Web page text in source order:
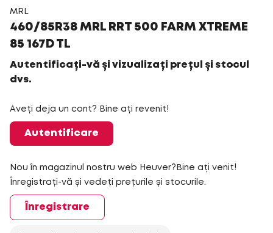
MRL
460/85R38 MRL RRT 500 FARM XTREME
85 167D TL
Autentificați-vă și vizualizați prețul și stocul
dvs.
Aveți deja un cont? Bine ați revenit!
Autentificare
Nou în magazinul nostru web Heuver?Bine ați venit!
Înregistrați-vă și vedeți prețurile și stocurile.
Înregistrare